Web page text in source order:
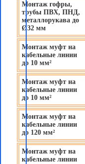
Монтаж гофры,
трубы ПВХ, ПНД,
металлорукава до
Ø32 мм
Монтаж муфт на
кабельные линии
до 10 мм²
Монтаж муфт на
кабельные линии
до 10 мм²
Монтаж муфт на
кабельные линии
до 120 мм²
Монтаж муфт на
кабельные линии